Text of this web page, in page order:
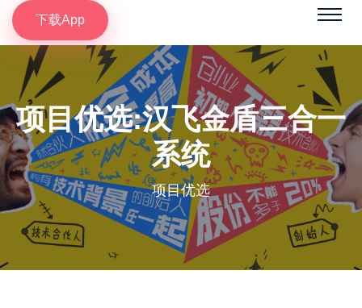
下载App
项目优选:汉飞金盾三合一
系统
项目优选